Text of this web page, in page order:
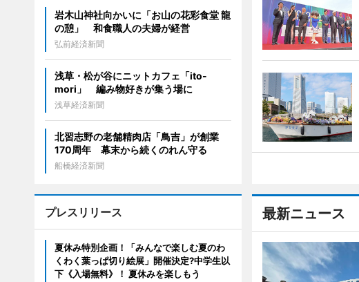
最新ニュース
岩木山神社向かいに「お山の花彩食堂 龍
の憩」 和食職人の夫婦が経営
弘前経済新聞
浅草・松が谷にニットカフェ「ito-
mori」 編み物好きが集う場に
浅草経済新聞
北習志野の老舗精肉店「鳥吉」が創業
170周年 幕末から続くのれん守る
船橋経済新聞
プレスリリース
夏休み特別企画！「みんなで楽しむ夏のわ
くわく葉っぱ切り絵展」開催決定?中学生以
下《入場無料》！ 夏休みを楽しもう